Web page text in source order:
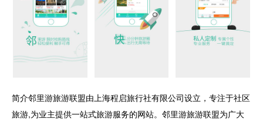
简介邻里游旅游联盟由上海程启旅行社有限公司设立，专注于社区
旅游,为业主提供一站式旅游服务的网站。邻里游旅游联盟为广大